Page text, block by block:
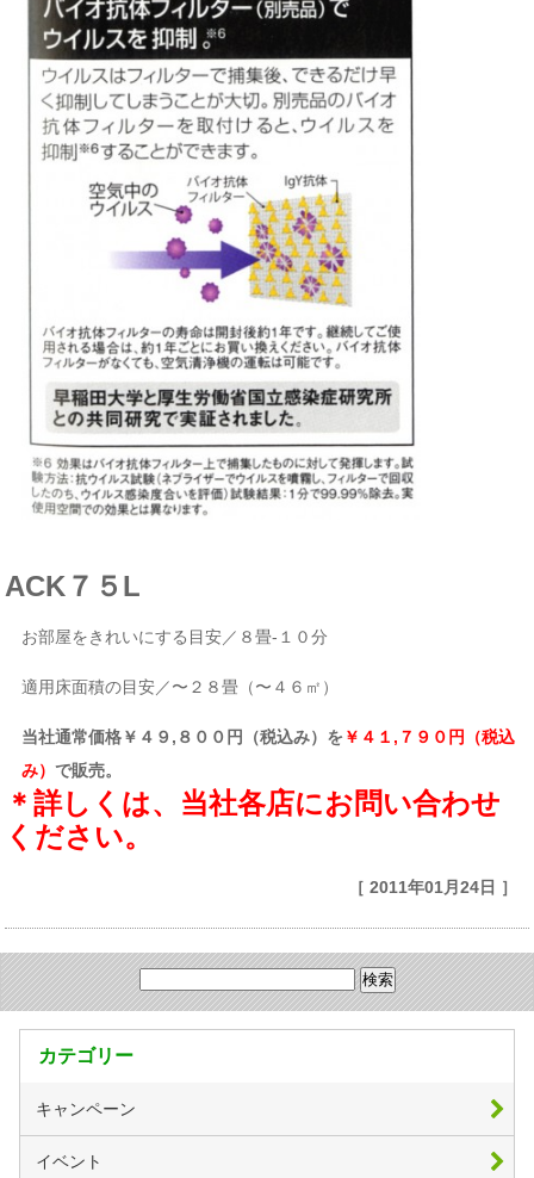
ACK７５L
お部屋をきれいにする目安／８畳-１０分
適用床面積の目安／〜２８畳（〜４６㎡）
当社通常価格￥４９,８００円（税込み）を￥４１,７９０円（税込
み）で販売。
＊詳しくは、当社各店にお問い合わせ
ください。
［ 2011年01月24日 ］
カテゴリー
キャンペーン
イベント